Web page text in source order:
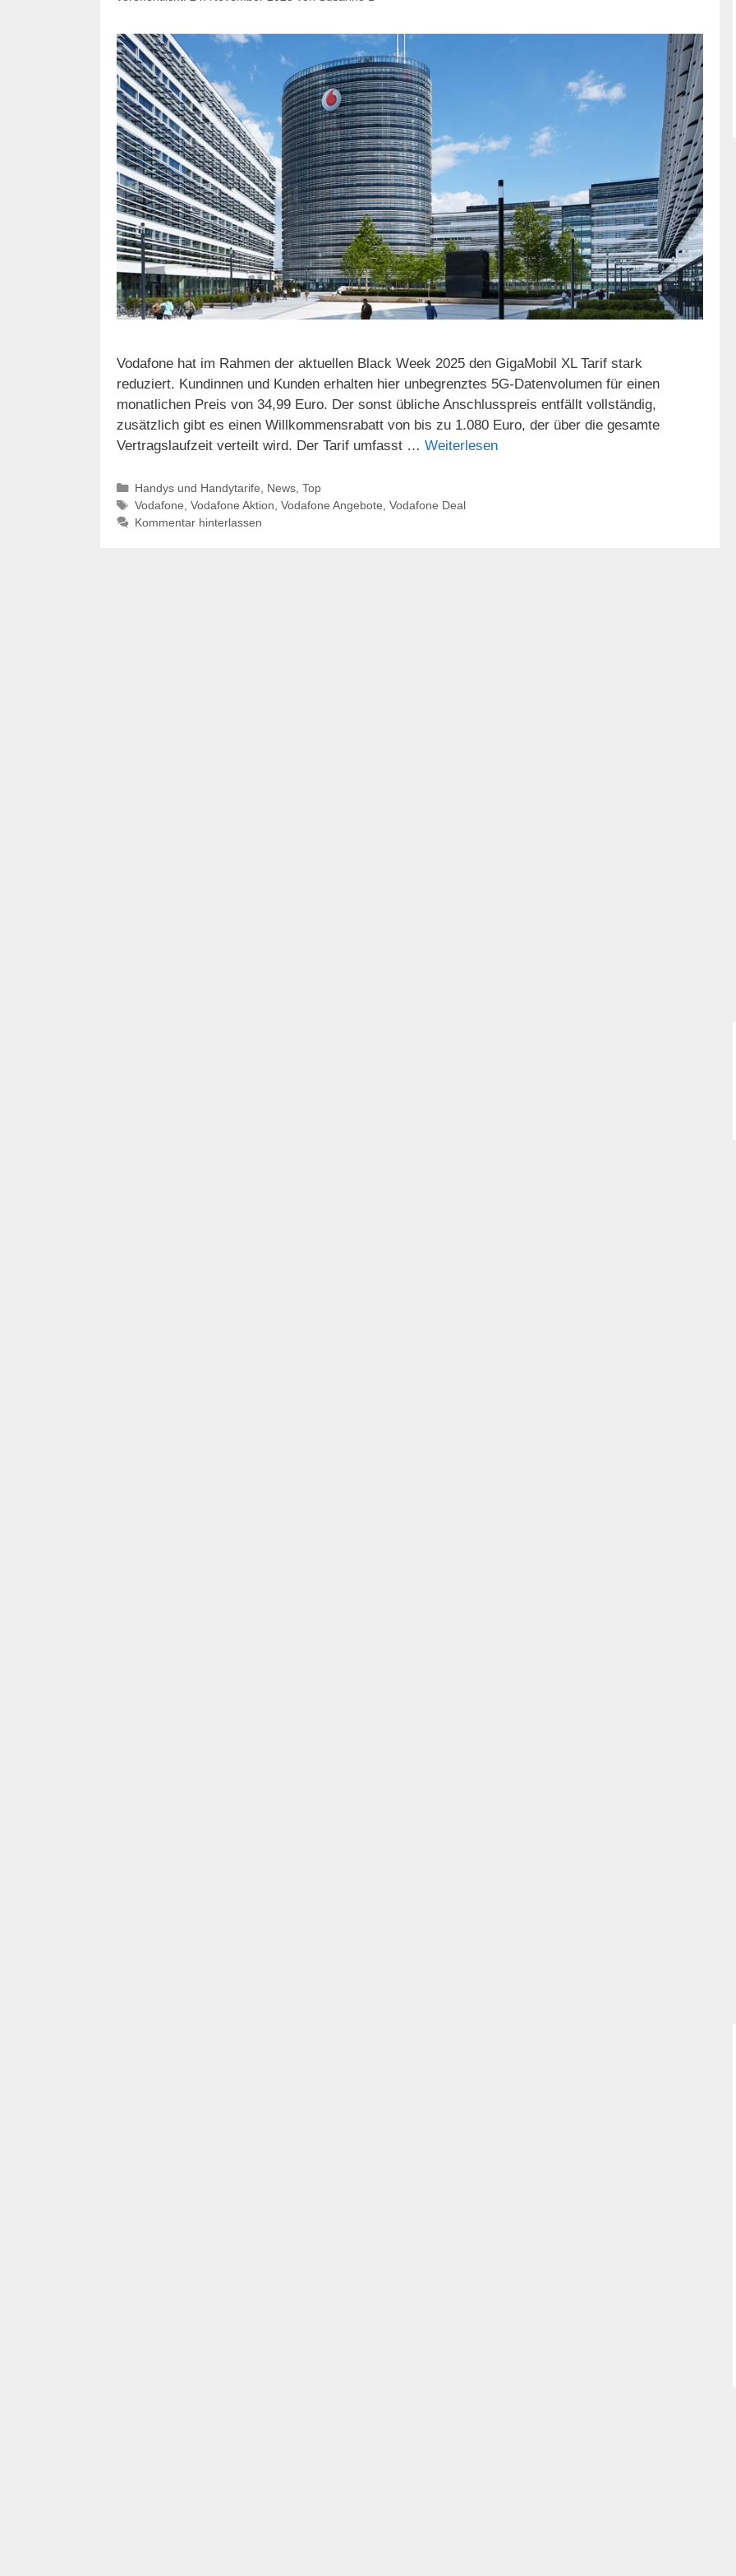
Vodafone hat im Rahmen der aktuellen Black Week 2025 den GigaMobil XL Tarif stark
reduziert. Kundinnen und Kunden erhalten hier unbegrenztes 5G-Datenvolumen für einen
monatlichen Preis von 34,99 Euro. Der sonst übliche Anschlusspreis entfällt vollständig,
zusätzlich gibt es einen Willkommensrabatt von bis zu 1.080 Euro, der über die gesamte
Vertragslaufzeit verteilt wird. Der Tarif umfasst … Weiterlesen
Kategorien
Handys und Handytarife News, Top
Schlagwörter
Vodafone Vodafone Aktion Vodafone Angebote Vodafone Deal
Kommentar hinterlassen